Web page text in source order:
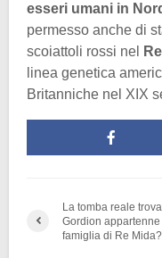
esseri umani in
permesso anche di
scoiattoli rossi nel
linea genetica
Britanniche nel XIX
La tomba reale
Gordion appartenne
famiglia di Re Mida?